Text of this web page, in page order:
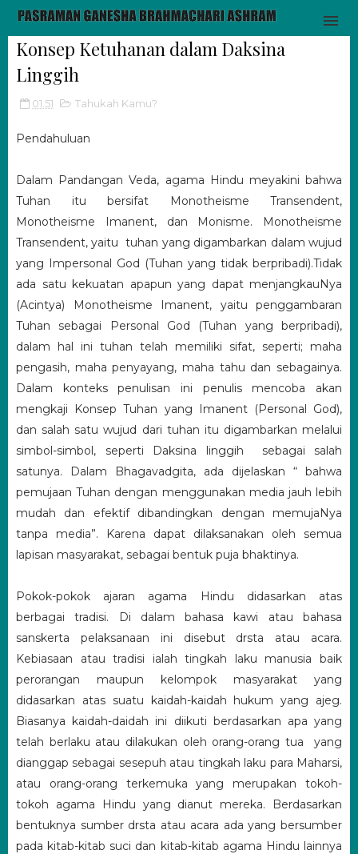
Konsep Ketuhanan dalam Daksina
Linggih
01.51 Tahukah Kamu?
Pendahuluan
Dalam Pandangan Veda, agama Hindu meyakini bahwa
Tuhan itu bersifat Monotheisme Transendent,
Monotheisme Imanent, dan Monisme. Monotheisme
Transendent, yaitu tuhan yang digambarkan dalam wujud
yang Impersonal God (Tuhan yang tidak berpribadi).Tidak
ada satu kekuatan apapun yang dapat menjangkauNya
(Acintya) Monotheisme Imanent, yaitu penggambaran
Tuhan sebagai Personal God (Tuhan yang berpribadi),
dalam hal ini tuhan telah memiliki sifat, seperti; maha
pengasih, maha penyayang, maha tahu dan sebagainya.
Dalam konteks penulisan ini penulis mencoba akan
mengkaji Konsep Tuhan yang Imanent (Personal God),
dan salah satu wujud dari tuhan itu digambarkan melalui
simbol-simbol, seperti Daksina linggih sebagai salah
satunya. Dalam Bhagavadgita, ada dijelaskan “ bahwa
pemujaan Tuhan dengan menggunakan media jauh lebih
mudah dan efektif dibandingkan dengan memujaNya
tanpa media”. Karena dapat dilaksanakan oleh semua
lapisan masyarakat, sebagai bentuk puja bhaktinya.
Pokok-pokok ajaran agama Hindu didasarkan atas
berbagai tradisi. Di dalam bahasa kawi atau bahasa
sanskerta pelaksanaan ini disebut drsta atau acara.
Kebiasaan atau tradisi ialah tingkah laku manusia baik
perorangan maupun kelompok masyarakat yang
didasarkan atas suatu kaidah-kaidah hukum yang ajeg.
Biasanya kaidah-daidah ini diikuti berdasarkan apa yang
telah berlaku atau dilakukan oleh orang-orang tua yang
dianggap sebagai sesepuh atau tingkah laku para Maharsi,
atau orang-orang terkemuka yang merupakan tokoh-
tokoh agama Hindu yang dianut mereka. Berdasarkan
bentuknya sumber drsta atau acara ada yang bersumber
pada kitab-kitab suci dan kitab-kitab agama Hindu lainnya